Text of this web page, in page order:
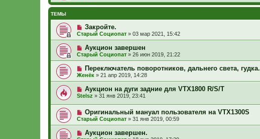
ТЕМЫ
Закройте.
Старый Социопат » 03 мар 2021, 15:42
Аукцион завершен
Старый Социопат » 26 июн 2019, 21:22
Переключатель поворотников, дальнего света, гудка.
Женёк » 21 апр 2019, 14:28
Аукцион на дуги задние для VTX1800 R/S/T
Stelsz » 31 янв 2019, 23:41
Оригинальный мануал пользователя на VTX1300S
Старый Социопат » 31 янв 2019, 00:59
Аукцион завершен.